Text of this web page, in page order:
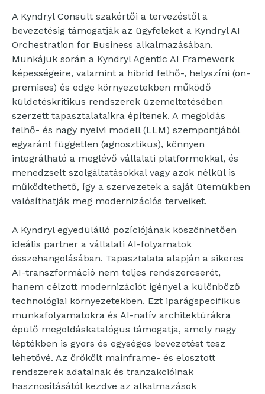
A Kyndryl Consult szakértői a tervezéstől a
bevezetésig támogatják az ügyfeleket a Kyndryl AI
Orchestration for Business alkalmazásában.
Munkájuk során a Kyndryl Agentic AI Framework
képességeire, valamint a hibrid felhő-, helyszíni (on-
premises) és edge környezetekben működő
küldetéskritikus rendszerek üzemeltetésében
szerzett tapasztalataikra építenek. A megoldás
felhő- és nagy nyelvi modell (LLM) szempontjából
egyaránt független (agnosztikus), könnyen
integrálható a meglévő vállalati platformokkal, és
menedzselt szolgáltatásokkal vagy azok nélkül is
működtethető, így a szervezetek a saját ütemükben
valósíthatják meg modernizációs terveiket.
A Kyndryl egyedülálló pozíciójának köszönhetően
ideális partner a vállalati AI-folyamatok
összehangolásában. Tapasztalata alapján a sikeres
AI-transzformáció nem teljes rendszercserét,
hanem célzott modernizációt igényel a különböző
technológiai környezetekben. Ezt iparágspecifikus
munkafolyamatokra és AI-natív architektúrákra
épülő megoldáskatalógus támogatja, amely nagy
léptékben is gyors és egységes bevezetést tesz
lehetővé. Az örökölt mainframe- és elosztott
rendszerek adatainak és tranzakcióinak
hasznosításától kezdve az alkalmazások